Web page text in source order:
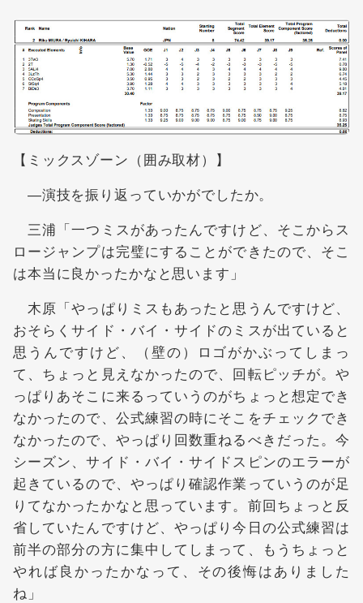
【ミックスゾーン（囲み取材）】
―演技を振り返っていかがでしたか。
三浦「一つミスがあったんですけど、そこからス
ロージャンプは完璧にすることができたので、そこ
は本当に良かったかなと思います」
木原「やっぱりミスもあったと思うんですけど、
おそらくサイド・バイ・サイドのミスが出ていると
思うんですけど、（壁の）ロゴがかぶってしまっ
て、ちょっと見えなかったので、回転ピッチが。や
っぱりあそこに来るっていうのがちょっと想定でき
なかったので、公式練習の時にそこをチェックでき
なかったので、やっぱり回数重ねるべきだった。今
シーズン、サイド・バイ・サイドスピンのエラーが
起きているので、やっぱり確認作業っていうのが足
りてなかったかなと思っています。前回ちょっと反
省していたんですけど、やっぱり今日の公式練習は
前半の部分の方に集中してしまって、もうちょっと
やれば良かったかなって、その後悔はありました
ね」